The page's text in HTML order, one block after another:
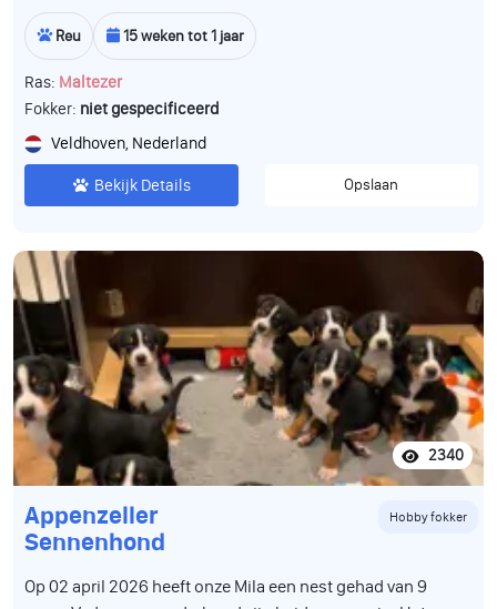
Reu 15 weken tot 1 jaar
Ras: Maltezer
Fokker: niet gespecificeerd
Veldhoven, Nederland
Bekijk Details Opslaan
2340
Appenzeller
Sennenhond
Hobby fokker
Op 02 april 2026 heeft onze Mila een nest gehad van 9